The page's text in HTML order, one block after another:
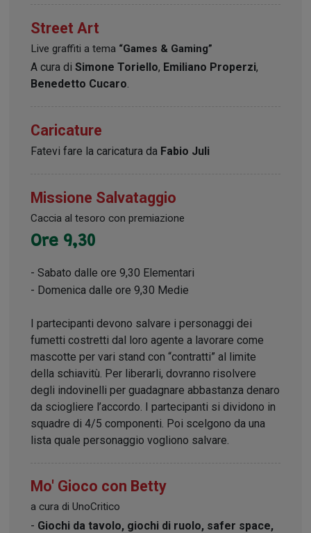
Street Art
Live graffiti a tema “Games & Gaming”
A cura di Simone Toriello, Emiliano Properzi,
Benedetto Cucaro.
Caricature
Fatevi fare la caricatura da Fabio Juli
Missione Salvataggio
Caccia al tesoro con premiazione
Ore 9,30
- Sabato dalle ore 9,30 Elementari
- Domenica dalle ore 9,30 Medie
I partecipanti devono salvare i personaggi dei
fumetti costretti dal loro agente a lavorare come
mascotte per vari stand con “contratti” al limite
della schiavitù. Per liberarli, dovranno risolvere
degli indovinelli per guadagnare abbastanza denaro
da sciogliere l’accordo. I partecipanti si dividono in
squadre di 4/5 componenti. Poi scelgono da una
lista quale personaggio vogliono salvare.
Mo' Gioco con Betty
a cura di UnoCritico
- Giochi da tavolo, giochi di ruolo, safer space,